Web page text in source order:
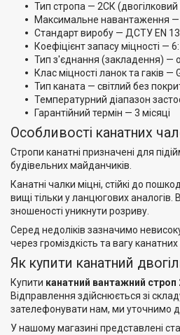
Тип стропа — 2СК
Максимальне навантаження —
Стандарт виробу — ДСТУ EN
Коефіцієнт запасу міцності —
Тип з'єднання (закладення) —
Клас міцності ланок та гаків —
Тип каната — світлий без
Температурний діапазон
Гарантійний термін — 3 місяці
Особливості канатних
Стропи канатні призначені для
будівельних майданчиків.
Канатні чалки міцні, стійкі до
вищі тільки у ланцюгових
зношеності уникнути розриву.
Серед недоліків зазначимо
через громіздкість та вагу
Як купити канатний
Купити канатний вантажний строп
Відправлення здійснюється зі
зателефонувати нам, ми уточнимо
У нашому магазині представлені